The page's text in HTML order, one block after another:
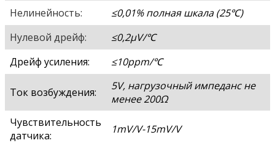
Нелинейность:
≤0,01% полная шкала (25℃)
Нулевой дрейф:
≤0,2μV/℃
Дрейф усиления:
≤10ppm/℃
Ток возбуждения:
5V, нагрузочный импеданс не
менее 200Ω
Чувствительность
датчика:
1mV/V-15mV/V